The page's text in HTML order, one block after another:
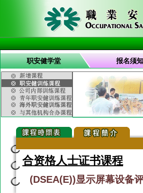
职安健学堂 报名须知
合资格人士证书课程
(DSEA(E))显示屏幕设备